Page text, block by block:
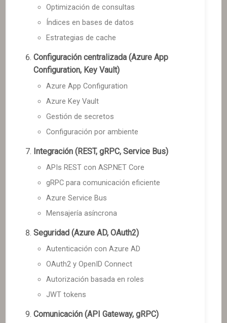
Optimización de consultas
Índices en bases de datos
Estrategias de cache
Configuración centralizada (Azure App
Configuration, Key Vault)
Azure App Configuration
Azure Key Vault
Gestión de secretos
Configuración por ambiente
Integración (REST, gRPC, Service Bus)
APIs REST con ASP.NET Core
gRPC para comunicación eficiente
Azure Service Bus
Mensajería asíncrona
Seguridad (Azure AD, OAuth2)
Autenticación con Azure AD
OAuth2 y OpenID Connect
Autorización basada en roles
JWT tokens
Comunicación (API Gateway, gRPC)